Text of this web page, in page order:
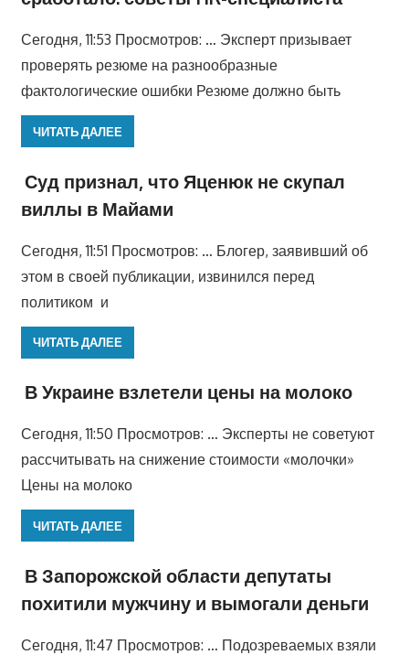
Сегодня, 11:53 Просмотров: … Эксперт призывает
проверять резюме на разнообразные
фактологические ошибки Резюме должно быть
ЧИТАТЬ ДАЛЕЕ
Суд признал, что Яценюк не скупал
виллы в Майами
Сегодня, 11:51 Просмотров: … Блогер, заявивший об
этом в своей публикации, извинился перед
политиком и
ЧИТАТЬ ДАЛЕЕ
В Украине взлетели цены на молоко
Сегодня, 11:50 Просмотров: … Эксперты не советуют
рассчитывать на снижение стоимости «молочки»
Цены на молоко
ЧИТАТЬ ДАЛЕЕ
В Запорожской области депутаты
похитили мужчину и вымогали деньги
Сегодня, 11:47 Просмотров: … Подозреваемых взяли